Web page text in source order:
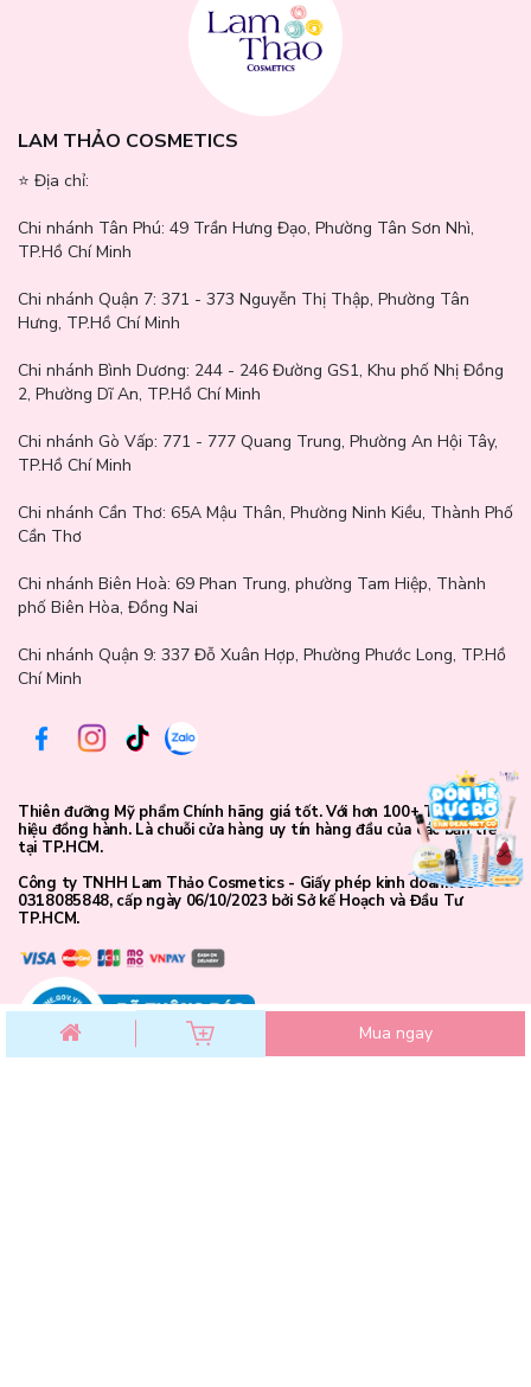
Mua ngay
LAM THẢO COSMETICS
⭐️ Địa chỉ:
Chi nhánh Tân Phú: 49 Trần Hưng Đạo, Phường Tân Sơn Nhì,
TP.Hồ Chí Minh
Chi nhánh Quận 7: 371 - 373 Nguyễn Thị Thập, Phường Tân
Hưng, TP.Hồ Chí Minh
Chi nhánh Bình Dương: 244 - 246 Đường GS1, Khu phố Nhị Đồng
2, Phường Dĩ An, TP.Hồ Chí Minh
Chi nhánh Gò Vấp: 771 - 777 Quang Trung, Phường An Hội Tây,
TP.Hồ Chí Minh
Chi nhánh Cần Thơ: 65A Mậu Thân, Phường Ninh Kiều, Thành Phố
Cần Thơ
Chi nhánh Biên Hoà: 69 Phan Trung, phường Tam Hiệp, Thành
phố Biên Hòa, Đồng Nai
Chi nhánh Quận 9: 337 Đỗ Xuân Hợp, Phường Phước Long, TP.Hồ
Chí Minh
Thiên đưỡng Mỹ phẩm Chính hãng giá tốt. Với hơn 100+ Thương
hiệu đồng hành. Là chuỗi cửa hàng uy tín hàng đầu của các bạn trẻ
tại TP.HCM.
Công ty TNHH Lam Thảo Cosmetics - Giấy phép kinh doanh số
0318085848, cấp ngày 06/10/2023 bởi Sở kế Hoạch và Đầu Tư
TP.HCM.